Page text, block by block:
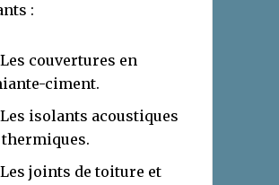
:
Les couvertures en
ciment.
Les isolants acoustiques
thermiques.
Les joints de toiture et